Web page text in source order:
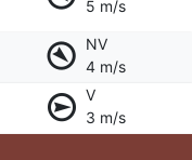
5 m/s
NV
4 m/s
V
3 m/s